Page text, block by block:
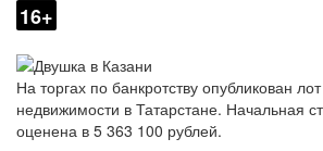
16+
На торгах по банкротству опубликован
недвижимости в Татарстане. Начальная
оценена в 5 363 100 рублей.